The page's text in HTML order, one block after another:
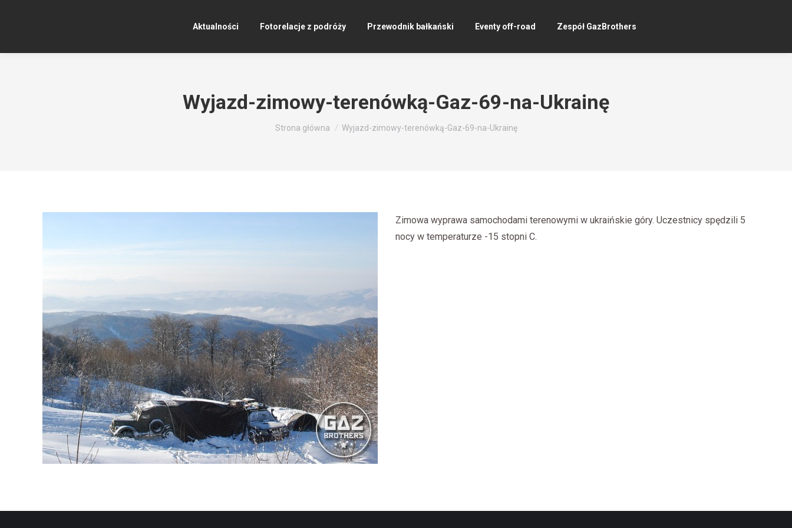
Aktualności Fotorelacje z podróży Przewodnik bałkański Eventy off-road Zespół GazBrothers
Wyjazd-zimowy-terenówką-Gaz-69-na-Ukrainę
Jesteś tutaj:
Strona główna Wyjazd-zimowy-terenówką-Gaz-69-na-Ukrainę
Zimowa wyprawa samochodami terenowymi w ukraińskie góry. Uczestnicy spędzili 5
nocy w temperaturze -15 stopni C.